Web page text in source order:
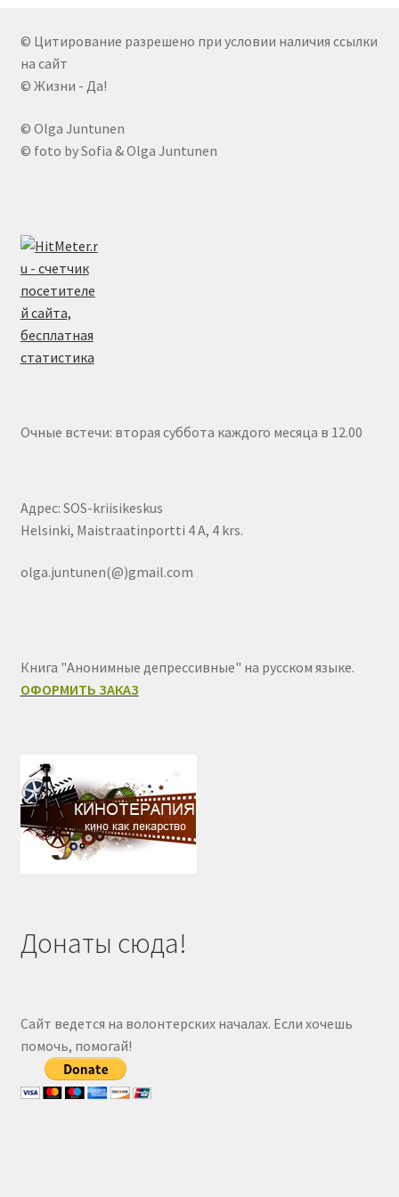
© Цитирование разрешено при условии наличия ссылки
на сайт
© Жизни - Да!
© Olga Juntunen
© foto by Sofia & Olga Juntunen
Очные встечи: вторая суббота каждого месяца в 12.00
Адрес: SOS-kriisikeskus
Helsinki, Maistraatinportti 4 A, 4 krs.
olga.juntunen(@)gmail.com
Книга "Анонимные депрессивные" на русском языке.
ОФОРМИТЬ ЗАКАЗ
Донаты сюда!
Сайт ведется на волонтерских началах. Если хочешь
помочь, помогай!